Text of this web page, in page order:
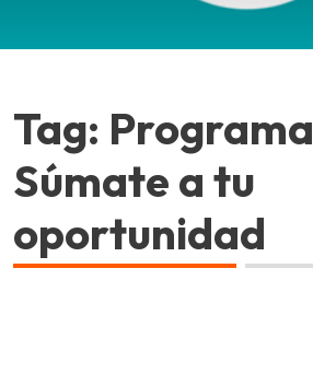
Tag: Programa
Súmate a tu
oportunidad